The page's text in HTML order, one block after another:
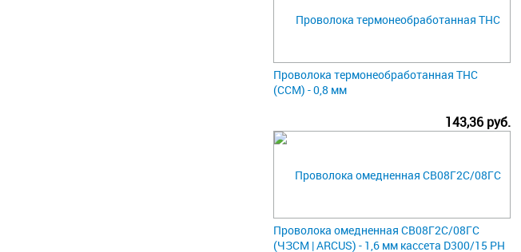
Проволока термонеобработанная ТНС
(ССМ) - 0,8 мм
143,36 руб.
Проволока омедненная СВ08Г2С/08ГС
(ЧЗСМ | ARCUS) - 1,6 мм кассета D300/15 РН